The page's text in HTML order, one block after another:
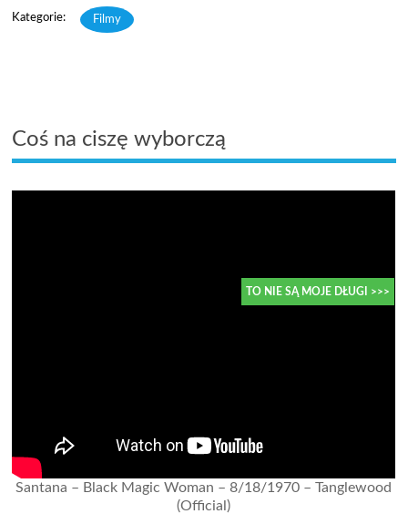
Filmy
Coś na ciszę wyborczą
Santana – Black Magic Woman – 8/18/1970 – Tanglewood
(Official)